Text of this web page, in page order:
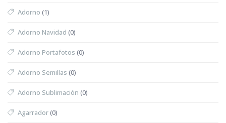
Adorno (1)
Adorno Navidad (0)
Adorno Portafotos (0)
Adorno Semillas (0)
Adorno Sublimación (0)
Agarrador(0)